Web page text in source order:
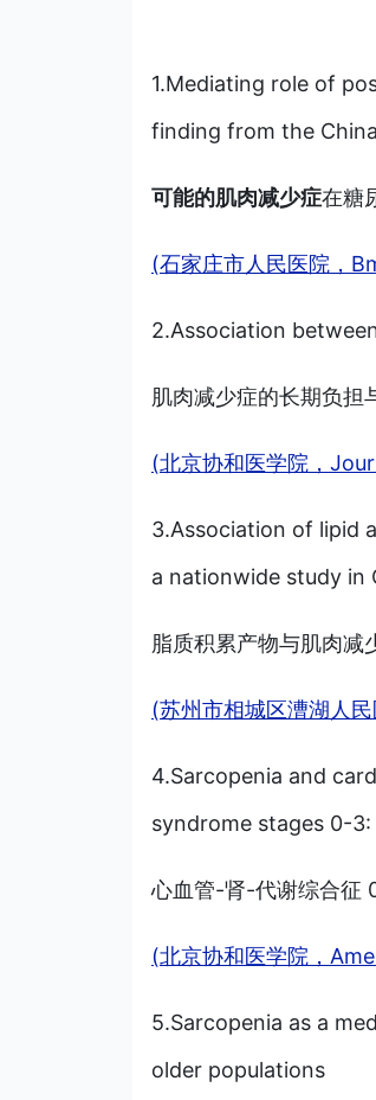
1.Mediating role of
finding from the
可能的肌肉减少症在糖
(石家庄市人民医院，
2.Association
肌肉减少症的长期负担
(北京协和医学院，
3.Association of lipid
a nationwide study in
脂质积累产物与肌肉减
(苏州市相城区漕湖人
4.Sarcopenia and
syndrome stages 0-
心血管-肾-代谢综合征
(北京协和医学院，
5.Sarcopenia as a
older populations